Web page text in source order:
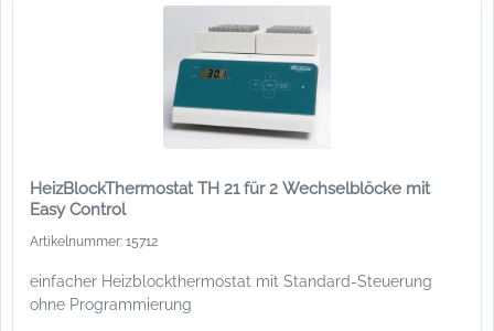
HeizBlockThermostat TH 21 für 2 Wechselblöcke mit
Easy Control
Artikelnummer: 15712
einfacher Heizblockthermostat mit Standard-Steuerung
ohne Programmierung